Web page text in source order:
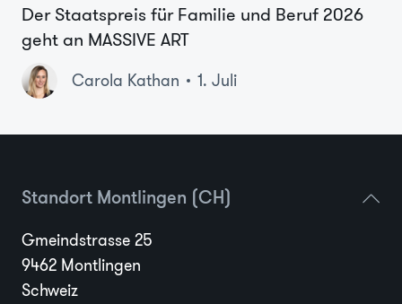
Der Staatspreis für Familie und Beruf 2026
geht an MASSIVE ART
Carola Kathan 1. Juli
Standort Montlingen (CH)
Gmeindstrasse 25
9462 Montlingen
Schweiz